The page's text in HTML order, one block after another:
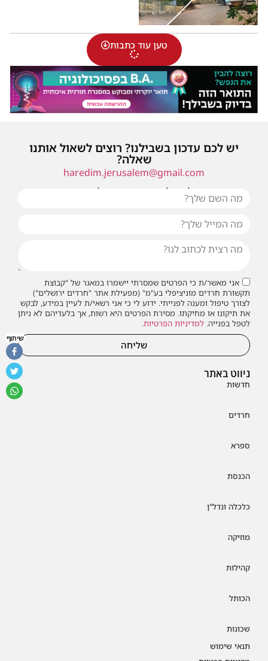
טען עוד כתבות
ניווט באתר
חדשות
חרדים
ספרא
הכנסת
כלכלה ונדל"ן
מוזיקה
קהילות
הכותל
שכונות
תנאי שימוש
יש לכם עדכון בשבילנו? רוצים לשאול אותנו
שאלה?
haredim.jerusalem@gmail.com
או שילחו אלינו פנייה ונחזור אליכם בהקדם
אני מאשר/ת כי הפרטים שמסרתי יישמרו במאגר של "קבוצת
תקשורת חרדים מוניציפלי בע"מ" (מפעילת אתר "חרדים ירושלים")
לצורך טיפול ומענה לפנייתי. ידוע לי כי אני רשאי/ת לעיין במידע, לבקש
את תיקונו או מחיקתו. מסירת הפרטים היא רשות, אך בלעדיהם לא ניתן
לטפל בפנייה. למדיניות הפרטיות.
שליחה
שיתוף